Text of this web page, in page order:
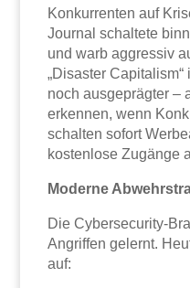
Konkurrenten auf
Journal schaltete
und warb aggressiv
„Disaster
noch ausgeprägter –
erkennen, wenn
schalten sofort
kostenlose Zugänge
Moderne
Die Cybersecurity-
Angriffen gelernt.
auf: